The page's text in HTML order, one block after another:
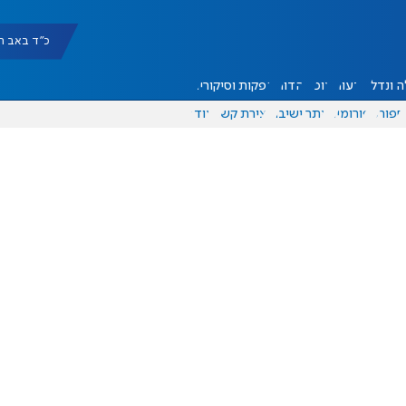
כ"ד באב תשפ"ו
ונדל"ן דעות אוכל יהדות הפקות וסיקורים
ספורט פורומים אתר ישיבה יצירת קשר עוד